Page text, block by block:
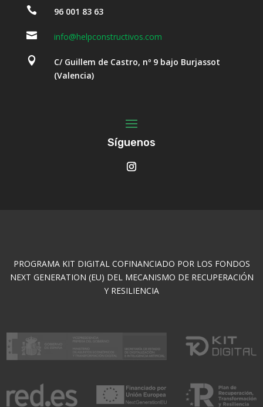
 96 001 83 63
 info@helpconstructivos.com

C/ Guillem de Castro, nº 9 bajo Burjassot
(Valencia)
Síguenos
PROGRAMA KIT DIGITAL COFINANCIADO POR LOS FONDOS
NEXT GENERATION (EU) DEL MECANISMO DE RECUPERACIÓN
Y RESILIENCIA